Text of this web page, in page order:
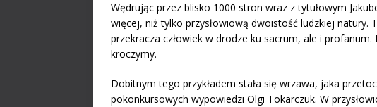
Wędrując przez blisko 1000 stron wraz z tytułowym
więcej, niż tylko przysłowiową dwoistość ludzkiej natury.
przekracza człowiek w drodze ku sacrum, ale i
kroczymy.
Dobitnym tego przykładem stała się wrzawa, jaka
pokonkursowych wypowiedzi Olgi Tokarczuk. W